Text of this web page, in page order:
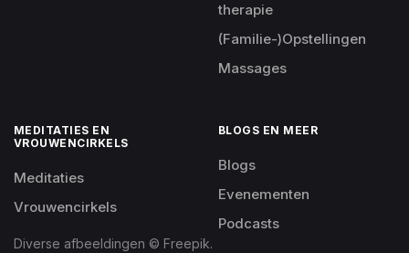
therapie
(Familie-)Opstellingen
Massages
MEDITATIES EN
VROUWENCIRKELS
Meditaties
Vrouwencirkels
BLOGS EN MEER
Blogs
Evenementen
Podcasts
Diverse afbeeldingen © Freepik.